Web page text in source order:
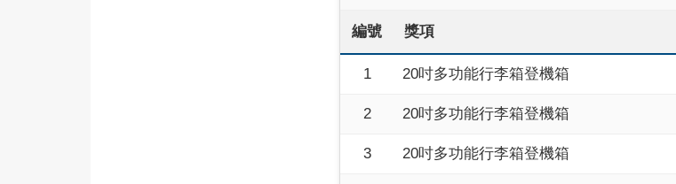
編號 獎項
1 20吋多功能行李箱登機箱
2 20吋多功能行李箱登機箱
3 20吋多功能行李箱登機箱